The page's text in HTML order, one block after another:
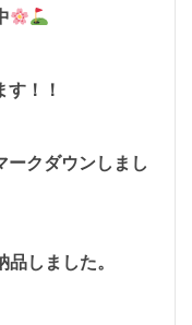
す！！
クダウンしまし
しました。